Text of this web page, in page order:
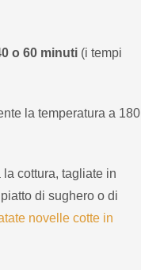
o 60 minuti (i tempi
la temperatura a 180
cottura, tagliate in
di sughero o di
novelle cotte in